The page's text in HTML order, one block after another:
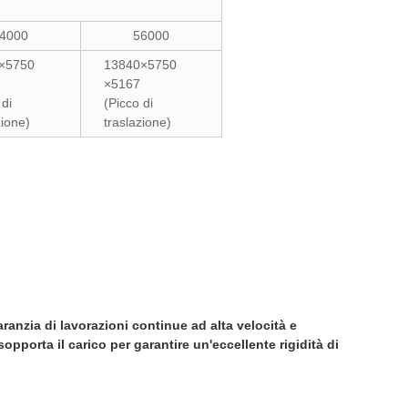
56000
13840×5750
×5167
(Picco di
traslazione)
di lavorazioni continue ad alta velocità e
il carico per garantire un'eccellente rigidità di